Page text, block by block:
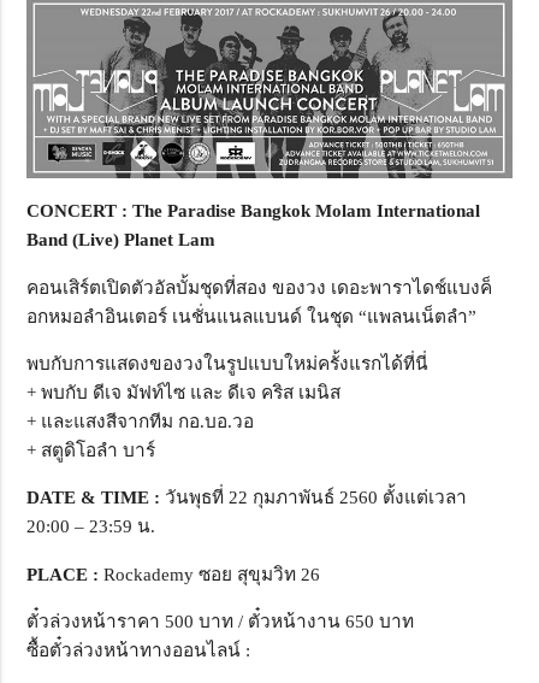
CONCERT : The Paradise Bangkok Molam International
Band (Live) Planet Lam
คอนเสิร์ตเปิดตัวอัลบั้มชุดที่สอง ของวง เดอะพาราไดช์แบงค็
อกหมอลำอินเตอร์ เนชั่นแนลแบนด์ ในชุด “แพลนเน็ตลำ”
พบกับการแสดงของวงในรูปแบบใหม่ครั้งแรกได้ที่นี่
+ พบกับ ดีเจ มัฟท์ไซ และ ดีเจ คริส เมนิส
+ และแสงสีจากทีม กอ.บอ.วอ
+ สตูดิโอลำ บาร์
DATE & TIME : วันพุธที่ 22 กุมภาพันธ์ 2560 ตั้งแต่เวลา
20:00 – 23:59 น.
PLACE : Rockademy ซอย สุขุมวิท 26
ตั๋วล่วงหน้าราคา 500 บาท / ตั๋วหน้างาน 650 บาท
ซื้อตั๋วล่วงหน้าทางออนไลน์ :